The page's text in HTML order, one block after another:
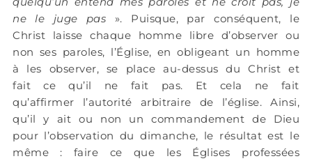
ne le juge pas ». Puisque, par conséquent, le
Christ laisse chaque homme libre d’observer ou
non ses paroles, l’Église, en obligeant un homme
à les observer, se place au-dessus du Christ et
fait ce qu’il ne fait pas. Et cela ne fait
qu’affirmer l’autorité arbitraire de l’église. Ainsi,
qu’il y ait ou non un commandement de Dieu
pour l’observation du dimanche, le résultat est le
même : faire ce que les Églises professées